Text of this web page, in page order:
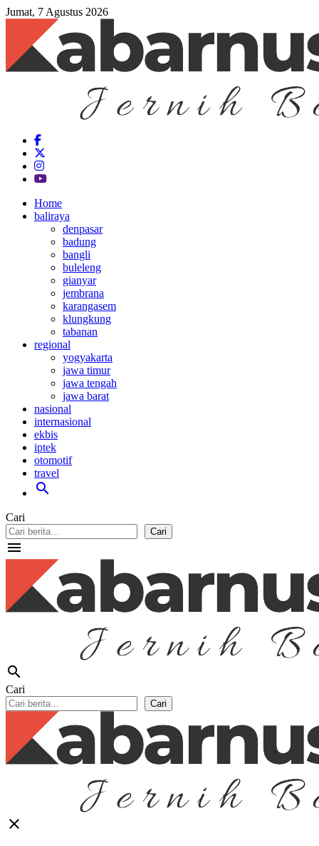
Jumat, 7 Agustus 2026
Home
baliraya
denpasar
badung
bangli
buleleng
gianyar
jembrana
karangasem
klungkung
tabanan
regional
yogyakarta
jawa timur
jawa tengah
jawa barat
nasional
internasional
ekbis
iptek
otomotif
travel
search
Cari
Cari
menu
search
Cari
Cari
close